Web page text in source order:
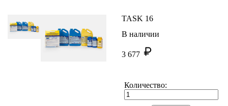
TASK 16
В наличии
3 677
Количество: